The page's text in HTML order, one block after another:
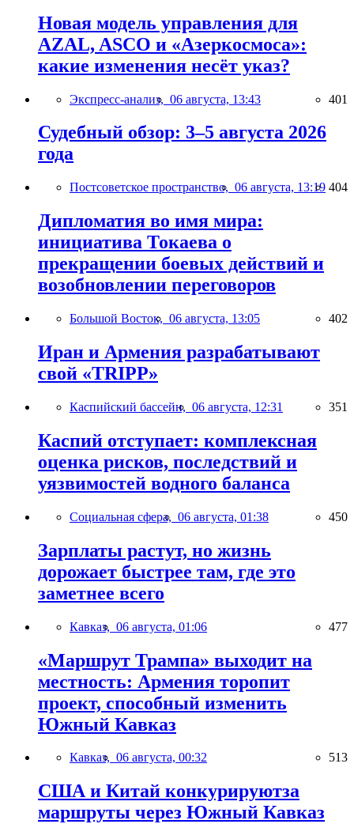
Новая модель управления для
AZAL, ASCO и «Азеркосмоса»:
какие изменения несёт указ?
Экспресс-анализ, 06 августа, 13:43 401
Судебный обзор: 3–5 августа 2026
года
Постсоветское пространство, 06 августа, 13:19 404
Дипломатия во имя мира:
инициатива Токаева о
прекращении боевых действий и
возобновлении переговоров
Большой Восток, 06 августа, 13:05 402
Иран и Армения разрабатывают
свой «TRIPP»
Каспийский бассейн, 06 августа, 12:31 351
Каспий отступает: комплексная
оценка рисков, последствий и
уязвимостей водного баланса
Социальная сфера, 06 августа, 01:38 450
Зарплаты растут, но жизнь
дорожает быстрее там, где это
заметнее всего
Кавказ, 06 августа, 01:06 477
«Маршрут Трампа» выходит на
местность: Армения торопит
проект, способный изменить
Южный Кавказ
Кавказ, 06 августа, 00:32 513
США и Китай конкурируютза
маршруты через Южный Кавказ